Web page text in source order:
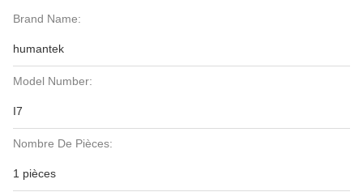
Brand Name:
humantek
Model Number:
I7
Nombre De Pièces:
1 pièces